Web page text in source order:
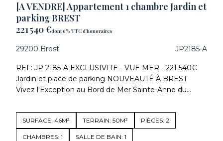
[A VENDRE] Appartement 1 chambre Jardin et
parking BREST
221 540 €dont 6% TTC d'honoraires
29200 Brest JP2185-A
REF: JP 2185-A EXCLUSIVITE - VUE MER - 221 540€
Jardin et place de parking NOUVEAUTÉ À BREST
Vivez l'Exception au Bord de Mer Sainte-Anne du...
SURFACE: 46M² TERRAIN: 50M² PIÈCES: 2
CHAMBRES: 1 SALLE DE BAIN: 1